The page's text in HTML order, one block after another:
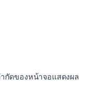
กัดของหน้าจอแสดงผล